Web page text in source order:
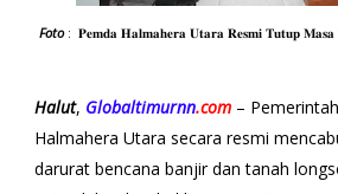
Foto: 𝐏𝐞𝐦𝐝𝐚 𝐇𝐚𝐥𝐦𝐚𝐡𝐞𝐫𝐚 𝐔𝐭𝐚𝐫𝐚 𝐑𝐞𝐬𝐦𝐢 𝐓𝐮𝐭𝐮𝐩 𝐌𝐚𝐬𝐚
Halut, Globaltimurnn.com–
Halmahera Utara secara resmi
darurat bencana banjir dan tanah